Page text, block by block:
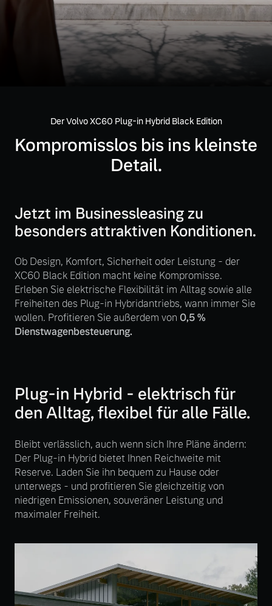
Mild-Hybrid
4 Modelle
Geschäftskunden
Editionsmodelle
Angebot anfragen
Fahrzeug konfigurieren
Sofort verfügbare Fahrzeuge
Volvo Selekt
Gebrauchtwagen
Die Neuwagenalternative
Mehr erfahren
Mehr erfahren
Gebrauchtwagen
Aktuelle Zubehörangebote
Service by Volvo
Vielzahl von Original
Volvo Winter- und
Sommer Kompletträder.
Bitte sprechen Sie uns
direkt an.
Mehr erfahren
saisonalen Angebote.
Mehr erfahren
Finanzierung & Leasing
Versicherung
Kontakt und Anfahrt
Unsere News & Events
Der Volvo XC60 Plug-in Hybrid Black Edition
Kompromisslos bis ins kleinste
Detail.
Jetzt im Businessleasing zu
besonders attraktiven Konditionen.
Ob Design, Komfort, Sicherheit oder Leistung - der
XC60 Black Edition macht keine Kompromisse.
Erleben Sie elektrische Flexibilität im Alltag sowie alle
Freiheiten des Plug-in Hybridantriebs, wann immer Sie
wollen. Profitieren Sie außerdem von 0,5 %
Dienstwagenbesteuerung.
Plug-in Hybrid - elektrisch für
den Alltag, flexibel für alle Fälle.
Bleibt verlässlich, auch wenn sich Ihre Pläne ändern:
Der Plug-in Hybrid bietet Ihnen Reichweite mit
Reserve. Laden Sie ihn bequem zu Hause oder
unterwegs - und profitieren Sie gleichzeitig von
niedrigen Emissionen, souveräner Leistung und
maximaler Freiheit.